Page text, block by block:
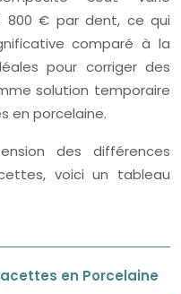
€ par dent, ce qui
comparé à la
pour corriger des
solution temporaire
en porcelaine.
des différences
voici un tableau
en Porcelaine